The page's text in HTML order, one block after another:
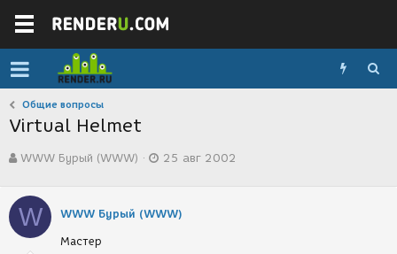
Общие вопросы
Virtual Helmet
в
о
р
т
е
WWW Бурый (WWW)
а
с
25 авг 2002
W WWW Бурый (WWW)
Мастер